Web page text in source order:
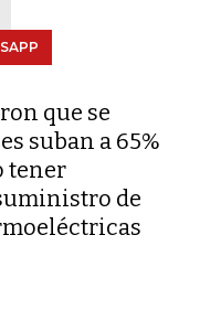
que se
suban a 65%
tener
de